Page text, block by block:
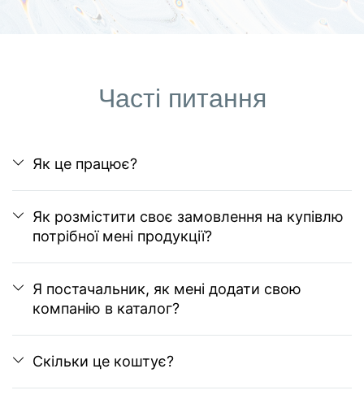
Часті питання
Як це працює?
Як розмістити своє замовлення на купівлю
потрібної мені продукції?
Я постачальник, як мені додати свою
компанію в каталог?
Скільки це коштує?